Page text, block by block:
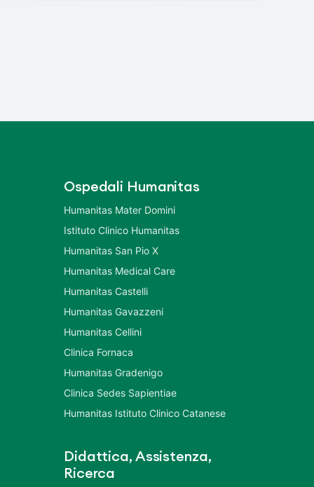
Ospedali Humanitas
Humanitas Mater Domini
Istituto Clinico Humanitas
Humanitas San Pio X
Humanitas Medical Care
Humanitas Castelli
Humanitas Gavazzeni
Humanitas Cellini
Clinica Fornaca
Humanitas Gradenigo
Clinica Sedes Sapientiae
Humanitas Istituto Clinico Catanese
Didattica, Assistenza,
Ricerca